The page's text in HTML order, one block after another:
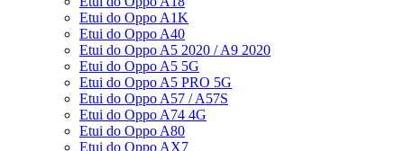
Etui do Oppo A1K
Etui do Oppo A40
Etui do Oppo A5 2020 / A9 2020
Etui do Oppo A5 5G
Etui do Oppo A5 PRO 5G
Etui do Oppo A57 / A57S
Etui do Oppo A74 4G
Etui do Oppo A80
Etui do Oppo AX7